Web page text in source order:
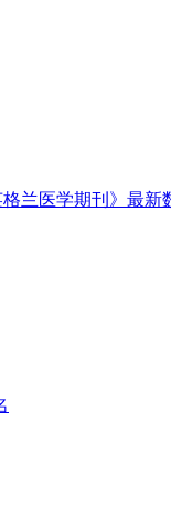
格兰医学期刊》最